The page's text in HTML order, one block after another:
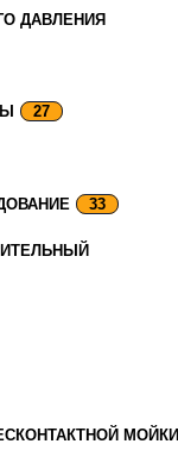
ДАВЛЕНИЯ
27
33
МОЙКИ